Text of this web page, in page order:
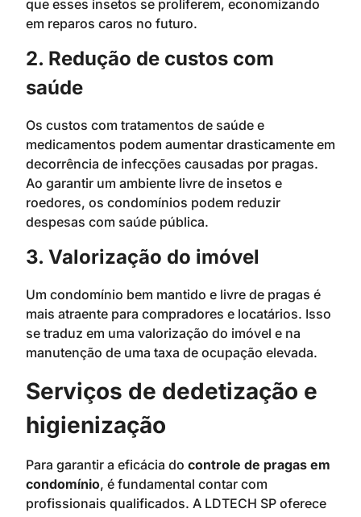
que esses insetos se proliferem, economizando
em reparos caros no futuro.
2. Redução de custos com
saúde
Os custos com tratamentos de saúde e
medicamentos podem aumentar drasticamente em
decorrência de infecções causadas por pragas.
Ao garantir um ambiente livre de insetos e
roedores, os condomínios podem reduzir
despesas com saúde pública.
3. Valorização do imóvel
Um condomínio bem mantido e livre de pragas é
mais atraente para compradores e locatários. Isso
se traduz em uma valorização do imóvel e na
manutenção de uma taxa de ocupação elevada.
Serviços de dedetização e
higienização
Para garantir a eficácia do controle de pragas em
condomínio, é fundamental contar com
profissionais qualificados. A LDTECH SP oferece